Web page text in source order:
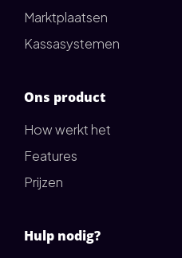
Marktplaatsen
Kassasystemen
Ons product
How werkt het
Features
Prijzen
Hulp nodig?